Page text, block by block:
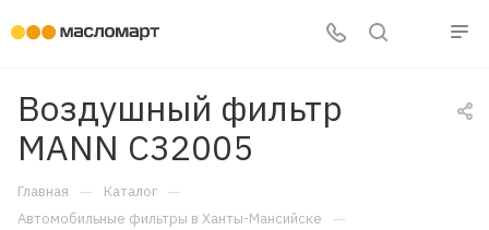
Воздушный фильтр
MANN C32005
Главная — Каталог —
Автомобильные фильтры в Ханты-Мансийске —